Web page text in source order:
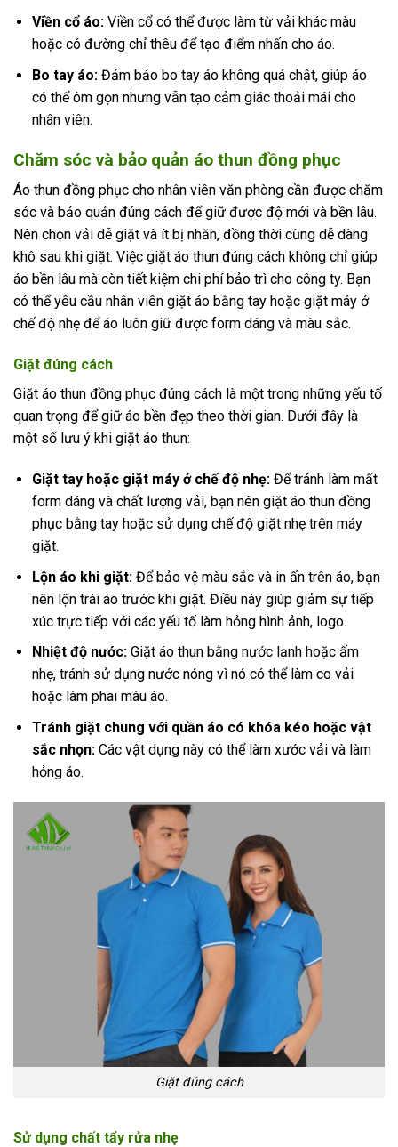
Viền cổ áo:Viền cổ có thể được làm từ vải khác màu
hoặc có đường chỉ thêu để tạo điểm nhấn cho áo.
Bo tay áo:Đảm bảo bo tay áo không quá chật, giúp áo
có thể ôm gọn nhưng vẫn tạo cảm giác thoải mái cho
nhân viên.
Chăm sóc và bảo quản áo thun đồng phục
Áo thun đồng phục cho nhân viên văn phòng cần được chăm
sóc và bảo quản đúng cách để giữ được độ mới và bền lâu.
Nên chọn vải dễ giặt và ít bị nhăn, đồng thời cũng dễ dàng
khô sau khi giặt. Việc giặt áo thun đúng cách không chỉ giúp
áo bền lâu mà còn tiết kiệm chi phí bảo trì cho công ty. Bạn
có thể yêu cầu nhân viên giặt áo bằng tay hoặc giặt máy ở
chế độ nhẹ để áo luôn giữ được form dáng và màu sắc.
Giặt đúng cách
Giặt áo thun đồng phục đúng cách là một trong những yếu tố
quan trọng để giữ áo bền đẹp theo thời gian. Dưới đây là
một số lưu ý khi giặt áo thun:
Giặt tay hoặc giặt máy ở chế độ nhẹ:Để tránh làm mất
form dáng và chất lượng vải, bạn nên giặt áo thun đồng
phục bằng tay hoặc sử dụng chế độ giặt nhẹ trên máy
giặt.
Lộn áo khi giặt:Để bảo vệ màu sắc và in ấn trên áo, bạn
nên lộn trái áo trước khi giặt. Điều này giúp giảm sự tiếp
xúc trực tiếp với các yếu tố làm hỏng hình ảnh, logo.
Nhiệt độ nước:Giặt áo thun bằng nước lạnh hoặc ấm
nhẹ, tránh sử dụng nước nóng vì nó có thể làm co vải
hoặc làm phai màu áo.
Tránh giặt chung với quần áo có khóa kéo hoặc vật
sắc nhọn:Các vật dụng này có thể làm xước vải và làm
hỏng áo.
Giặt đúng cách
Sử dụng chất tẩy rửa nhẹ